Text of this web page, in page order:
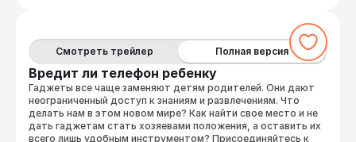
маркетингу и директора по развитию. Внедрял
системы взаимодействия с дистрибьюторами,
управления мерчендайзерами, проекты SAP и
Меркурий, проводил исследования рынка. Один из
создателей торговой марки «Папа может».
Вредит ли телефон ребенку
Гаджеты все чаще заменяют детям родителей. Они дают
неограниченный доступ к знаниям и развлечениям. Что
делать нам в этом новом мире? Как найти свое место и не
дать гаджетам стать хозяевами положения, а оставить их
всего лишь удобным инструментом? Присоединяйтесь к
Смотреть трейлер Полная версия